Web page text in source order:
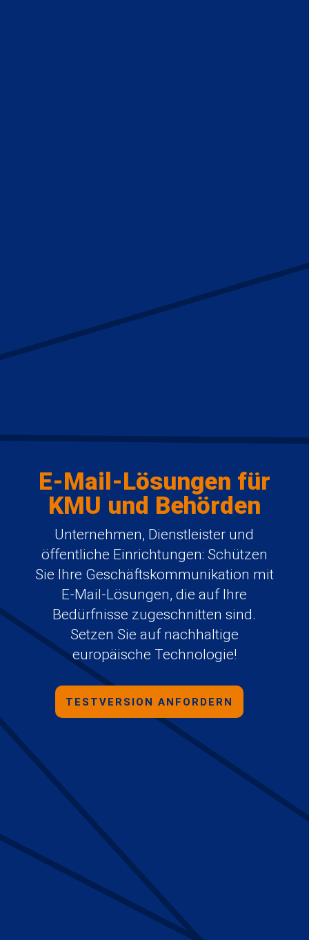
E-Mail-Lösungen für
KMU und Behörden
Unternehmen, Dienstleister und
öffentliche Einrichtungen: Schützen
Sie Ihre Geschäftskommunikation mit
E-Mail-Lösungen, die auf Ihre
Bedürfnisse zugeschnitten sind.
Setzen Sie auf nachhaltige
europäische Technologie!
TESTVERSION ANFORDERN